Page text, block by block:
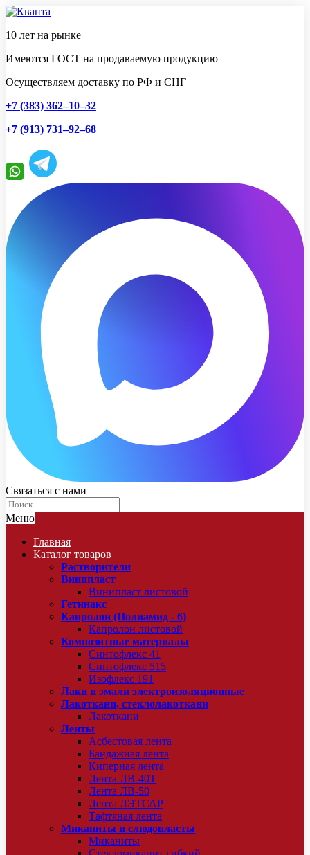
10 лет на рынке
Имеются ГОСТ на продаваемую продукцию
Осуществляем доставку по РФ и СНГ
+7 (383) 362–10–32
+7 (913) 731–92–68
Связаться с нами
Меню
Главная
Каталог товаров
Растворители
Винипласт
Винипласт листовой
Гетинакс
Капролон (Полиамид - 6)
Капролон листовой
Композитные материалы
Синтофлекс 41
Синтофлекс 515
Изофлекс 191
Лаки и эмали электроизоляционные
Лакоткани, стеклолакоткани
Лакоткани
Ленты
Асбестовая лента
Бандажная лента
Киперная лента
Лента ЛВ-40Т
Лента ЛВ-50
Лента ЛЭТСАР
Тафтяная лента
Миканиты и слюдопласты
Миканиты